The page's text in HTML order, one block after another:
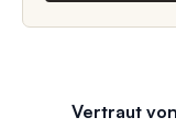
Vertraut